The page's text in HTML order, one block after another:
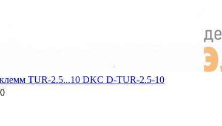
TUR-2.5...10 DKC D-TUR-2.5-10